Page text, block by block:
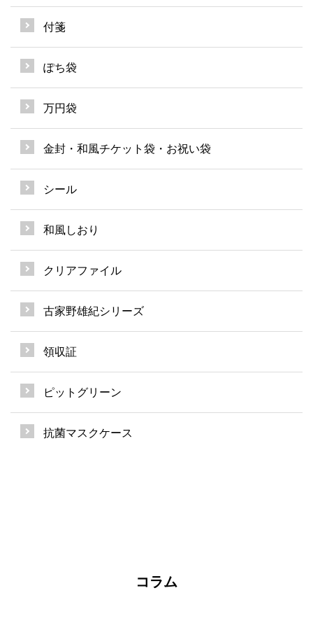
付箋
ぽち袋
万円袋
金封・和風チケット袋・お祝い袋
シール
和風しおり
クリアファイル
古家野雄紀シリーズ
領収証
ピットグリーン
抗菌マスクケース
コラム